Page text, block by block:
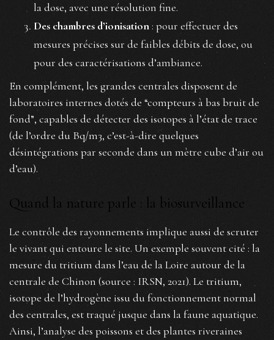
la dose, avec une résolution fine.
Des chambres d’ionisation: pour effectuer des
mesures précises sur de faibles débits de dose, ou
pour des caractérisations d’ambiance.
En complément, les grandes centrales disposent de
laboratoires internes dotés de “compteurs à bas bruit de
fond”, capables de détecter des isotopes à l’état de trace
(de l’ordre du Bq/m3, c’est-à-dire quelques
désintégrations par seconde dans un mètre cube d’air ou
d’eau).
Quand la nature parle : la biosurveillance
Le contrôle des rayonnements implique aussi de scruter
le vivant qui entoure le site. Un exemple souvent cité : la
mesure du tritium dans l’eau de la Loire autour de la
centrale de Chinon (source : IRSN, 2021). Le tritium,
isotope de l’hydrogène issu du fonctionnement normal
des centrales, est traqué jusque dans la faune aquatique.
Ainsi, l’analyse des poissons et des plantes riveraines